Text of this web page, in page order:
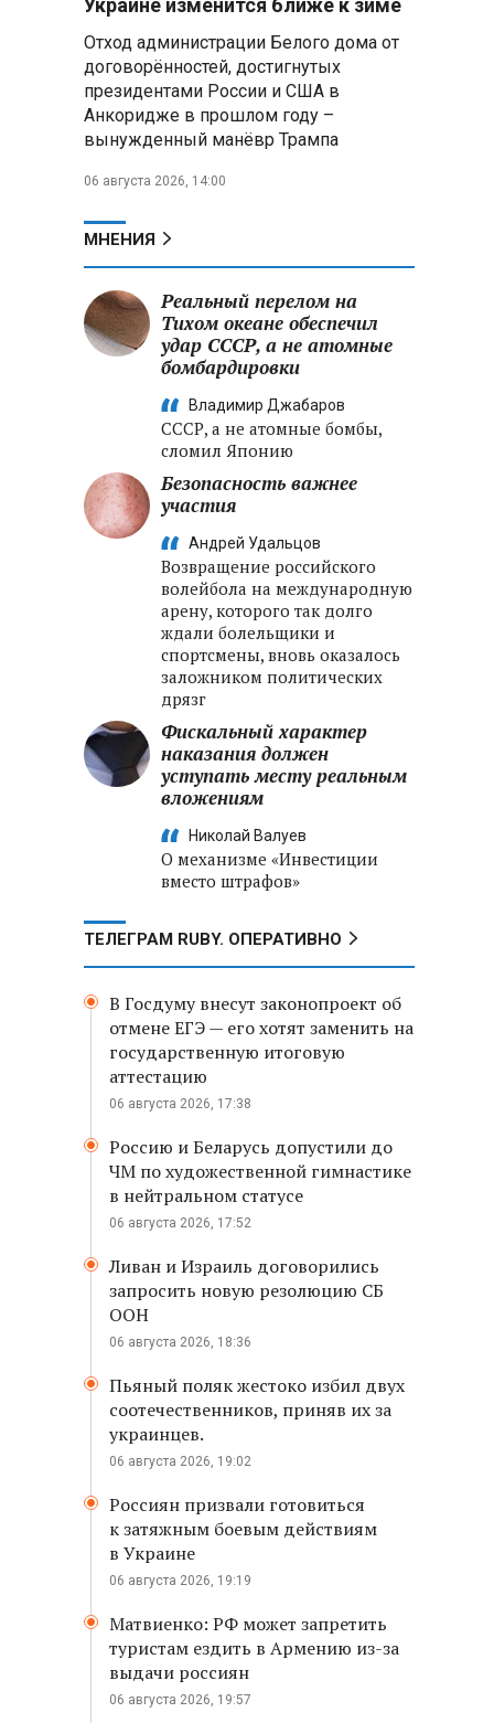
Президент Алжира готовится
к визиту в Беларусь — МИД
Алжира
300 жителей Курской области,
неизвестной
Второй энергоблок БелАЭС
вновь вышел на номинальную
мощность после диагностики
оборудования
Украине изменится ближе к зиме
Отход администрации Белого дома от
договорённостей, достигнутых
президентами России и США в
Анкоридже в прошлом году –
вынужденный манёвр Трампа
06 августа 2026, 14:00
МНЕНИЯ
Реальный перелом на
Тихом океане обеспечил
удар СССР, а не атомные
бомбардировки
Владимир Джабаров
СССР, а не атомные бомбы,
сломил Японию
Безопасность важнее
участия
Андрей Удальцов
Возвращение российского
волейбола на международную
арену, которого так долго
ждали болельщики и
спортсмены, вновь оказалось
заложником политических
дрязг
Фискальный характер
наказания должен
уступать месту реальным
вложениям
Николай Валуев
О механизме «Инвестиции
вместо штрафов»
ТЕЛЕГРАМ RUBY. ОПЕРАТИВНО
В Госдуму внесут законопроект об
отмене ЕГЭ — его хотят заменить на
государственную итоговую
аттестацию
06 августа 2026, 17:38
Россию и Беларусь допустили до
ЧМ по художественной гимнастике
в нейтральном статусе
06 августа 2026, 17:52
Ливан и Израиль договорились
запросить новую резолюцию СБ
ООН
06 августа 2026, 18:36
Пьяный поляк жестоко избил двух
соотечественников, приняв их за
украинцев.
06 августа 2026, 19:02
Россиян призвали готовиться
к затяжным боевым действиям
в Украине
06 августа 2026, 19:19
Матвиенко: РФ может запретить
туристам ездить в Армению из-за
выдачи россиян
06 августа 2026, 19:57